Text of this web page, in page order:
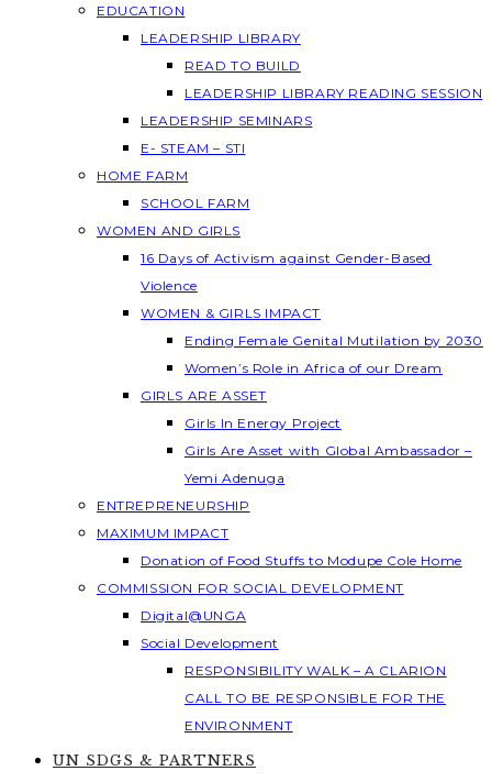
EDUCATION
LEADERSHIP LIBRARY
READ TO BUILD
LEADERSHIP LIBRARY READING SESSION
LEADERSHIP SEMINARS
E- STEAM – STI
HOME FARM
SCHOOL FARM
WOMEN AND GIRLS
16 Days of Activism against Gender-Based
Violence
WOMEN & GIRLS IMPACT
Ending Female Genital Mutilation by 2030
Women’s Role in Africa of our Dream
GIRLS ARE ASSET
Girls In Energy Project
Girls Are Asset with Global Ambassador –
Yemi Adenuga
ENTREPRENEURSHIP
MAXIMUM IMPACT
Donation of Food Stuffs to Modupe Cole Home
COMMISSION FOR SOCIAL DEVELOPMENT
Digital@UNGA
Social Development
RESPONSIBILITY WALK – A CLARION
CALL TO BE RESPONSIBLE FOR THE
ENVIRONMENT
UN SDGS & PARTNERS